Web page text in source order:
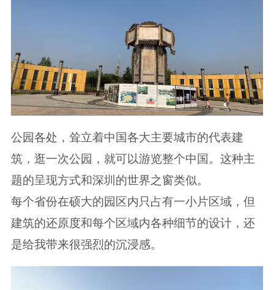
公园各处，耸立着中国各大主要城市的代表建
筑，逛一次公园，就可以游览整个中国。这种主
题的呈现方式和深圳的世界之窗类似。
每个省份在硕大的园区内只占有一小片区域，但
建筑的还原度和每个区域内各种细节的设计，还
是给我带来很强烈的沉浸感。